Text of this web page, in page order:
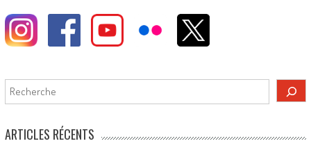
Rechercher
ARTICLES RÉCENTS